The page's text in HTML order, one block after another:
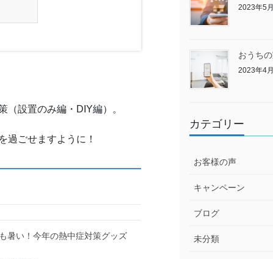
（設置のみ編・DIY編）。
過ごせますように！
暑い！今年の熱中症対策グッズ
2023年5
おうち
2023年4
カテゴリー
お客様の声
キャンペーン
ブログ
未分類